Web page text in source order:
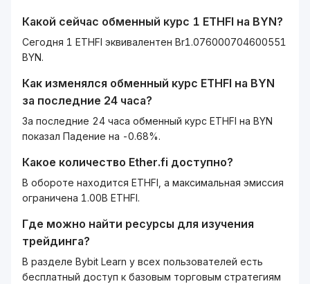
Какой сейчас обменный курс 1 ETHFI на BYN?
Сегодня 1 ETHFI эквивалентен Br1.076000704600551
BYN.
Как изменялся обменный курс ETHFI на BYN
за последние 24 часа?
За последние 24 часа обменный курс ETHFI на BYN
показал Падение на -0.68%.
Какое количество Ether.fi доступно?
В обороте находится ETHFI, а максимальная эмиссия
ограничена 1.00B ETHFI.
Где можно найти ресурсы для изучения
трейдинга?
В разделе Bybit Learn у всех пользователей есть
бесплатный доступ к базовым торговым стратегиям